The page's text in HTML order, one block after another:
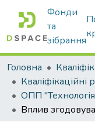
Фонди
та
зібрання
Головна